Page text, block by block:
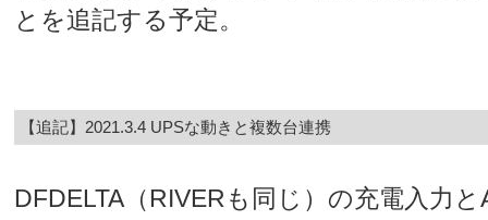
とを追記する予定。
【追記】2021.3.4 UPSな動きと複数台連携
DFDELTA（RIVERも同じ）の充電入力